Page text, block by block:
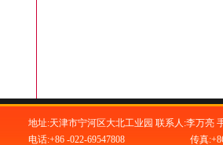
地址:天津市宁河区大北工业园 联系人:李万亮
电话:+86 -022-69547808
传真